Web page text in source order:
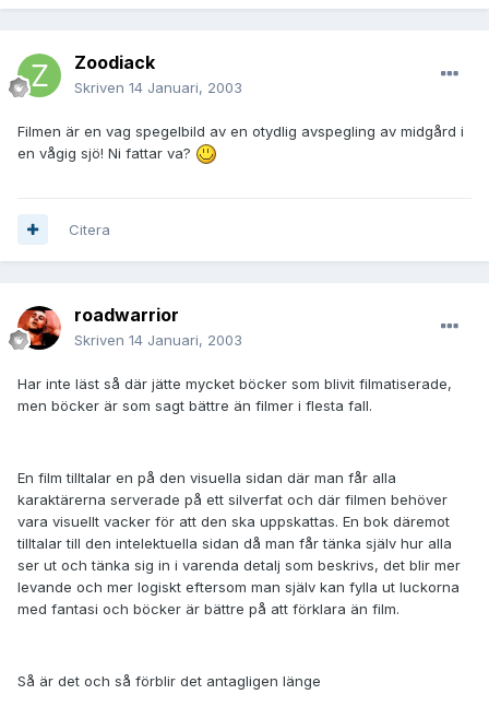
Zoodiack
Skriven 14 Januari, 2003
Filmen är en vag spegelbild av en otydlig avspegling av midgård i
en vågig sjö! Ni fattar va?
Citera
roadwarrior
Skriven 14 Januari, 2003
Har inte läst så där jätte mycket böcker som blivit filmatiserade,
men böcker är som sagt bättre än filmer i flesta fall.
En film tilltalar en på den visuella sidan där man får alla
karaktärerna serverade på ett silverfat och där filmen behöver
vara visuellt vacker för att den ska uppskattas. En bok däremot
tilltalar till den intelektuella sidan då man får tänka själv hur alla
ser ut och tänka sig in i varenda detalj som beskrivs, det blir mer
levande och mer logiskt eftersom man själv kan fylla ut luckorna
med fantasi och böcker är bättre på att förklara än film.
Så är det och så förblir det antagligen länge